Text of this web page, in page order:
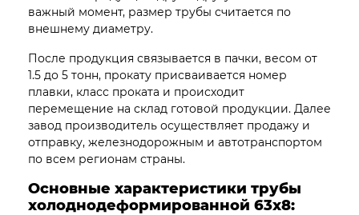
важный момент, размер трубы считается по
внешнему диаметру.
После продукция связывается в пачки, весом от
1.5 до 5 тонн, прокату присваивается номер
плавки, класс проката и происходит
перемещение на склад готовой продукции. Далее
завод производитель осуществляет продажу и
отправку, железнодорожным и автотранспортом
по всем регионам страны.
Основные характеристики трубы
холоднодеформированной 63х8: